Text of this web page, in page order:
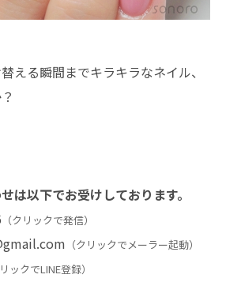
える瞬間までキラキラなネイル、
は以下でお受けしております。
（クリックで発信）
（クリックでメーラー起動）
リックでLINE登録）